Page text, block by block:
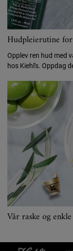
Hudpleierutine
Opplev ren hud med
hos Kiehl's. Oppdag
Vår raske og